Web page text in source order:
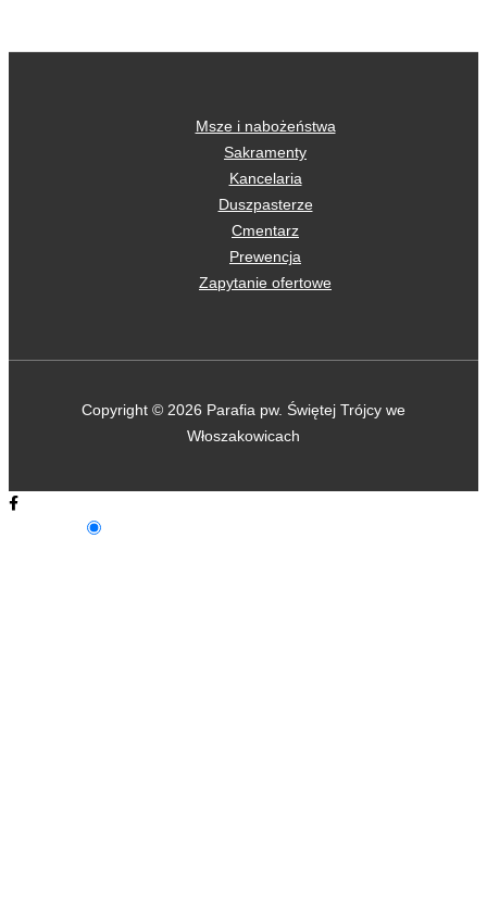
Msze i nabożeństwa
Sakramenty
Kancelaria
Duszpasterze
Cmentarz
Prewencja
Zapytanie ofertowe
Copyright © 2026 Parafia pw. Świętej Trójcy we
Włoszakowicach